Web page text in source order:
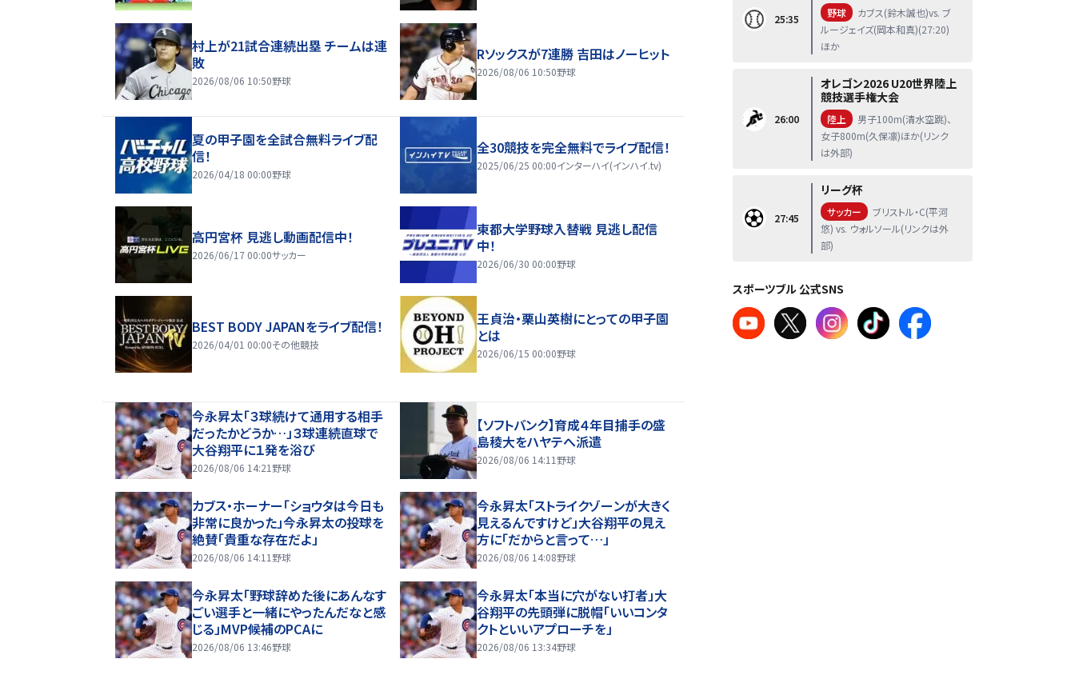
村上が21試合連続出塁 チームは連
敗
2026/08/06 10:50野球
Rソックスが7連勝 吉田はノーヒット
2026/08/06 10:50野球
夏の甲子園を全試合無料ライブ配
信！
2026/04/18 00:00野球
全30競技を完全無料でライブ配信！
2025/06/25 00:00インターハイ(インハイ.tv)
高円宮杯 見逃し動画配信中！
2026/06/17 00:00サッカー
東都大学野球入替戦 見逃し配信
中！
2026/06/30 00:00野球
BEST BODY JAPANをライブ配信！
2026/04/01 00:00その他競技
王貞治・栗山英樹にとっての甲子園
とは
2026/06/15 00:00野球
今永昇太「３球続けて通用する相手
だったかどうか…」３球連続直球で
大谷翔平に１発を浴び
2026/08/06 14:21野球
【ソフトバンク】育成４年目捕手の盛
島稜大をハヤテへ派遣
2026/08/06 14:11 野球
カブス・ホーナー「ショウタは今日も
非常に良かった」今永昇太の投球を
絶賛「貴重な存在だよ」
2026/08/06 14:11野球
今永昇太「ストライクゾーンが大きく
見えるんですけど」大谷翔平の見え
方に「だからと言って…」
2026/08/06 14:08野球
今永昇太「野球辞めた後にあんなす
ごい選手と一緒にやったんだなと感
じる」MVP候補のPCAに
2026/08/06 13:46野球
今永昇太「本当に穴がない打者」大
谷翔平の先頭弾に脱帽「いいコンタ
クトといいアプローチを」
2026/08/06 13:34野球
25:35 野球
カブス(鈴木誠也)vs. ブ
ルージェイズ(岡本和真)(27:20)
ほか
26:00
オレゴン2026 U20世界陸上
競技選手権大会
陸上
男子100m(清水空跳)、
女子800m(久保凛)ほか(リンク
は外部)
27:45
リーグ杯
サッカー
ブリストル・C(平河
悠) vs. ウォルソール(リンクは外
部)
スポーツブル 公式SNS